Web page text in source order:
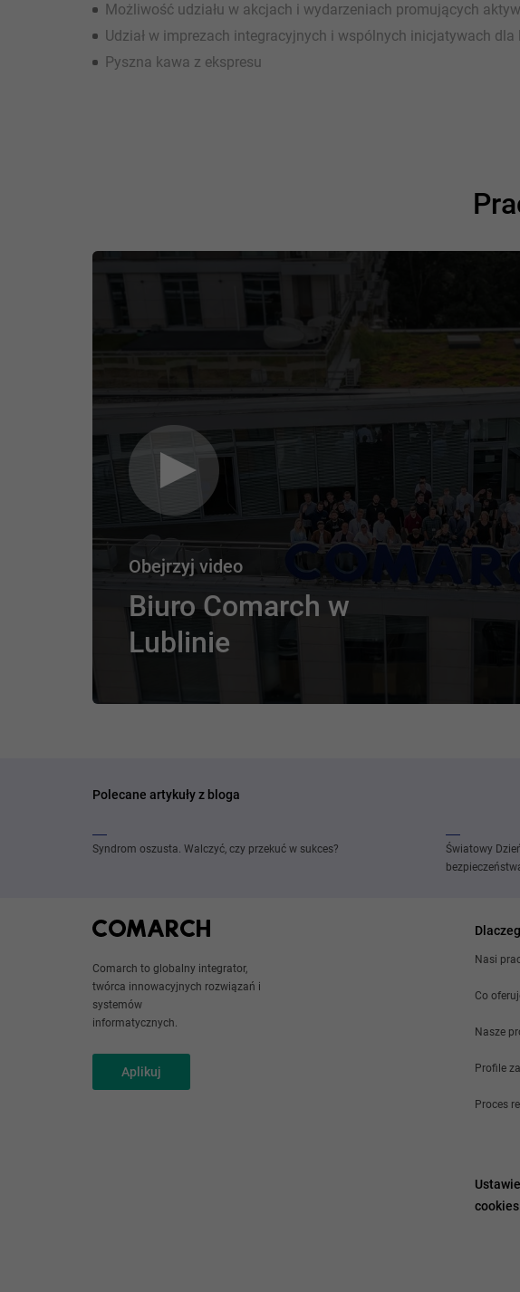
Możliwość udziału w akcjach i wydarzeniach promujących
Udział w imprezach integracyjnych i wspólnych inicjatywach dla
Pyszna kawa z ekspresu
Obejrzyj video
Biuro Comarch w
Lublinie
Polecane artykuły z bloga
Syndrom oszusta. Walczyć, czy przekuć w sukces?
Światowy
Comarch to globalny integrator,
twórca innowacyjnych rozwiązań i
systemów
informatycznych.
Aplikuj
Nasi
Co
Nasze
Profile
Proces
cookies